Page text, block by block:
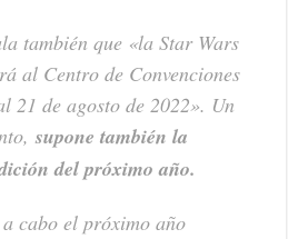
también que «la Star Wars
al Centro de Convenciones
21 de agosto de 2022». Un
supone también la
del próximo año.
cabo el próximo año